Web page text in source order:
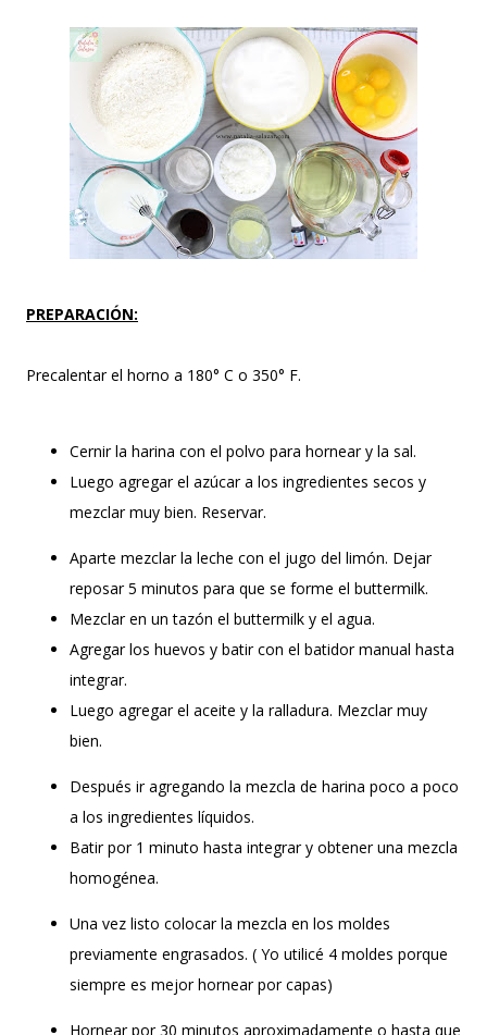
PREPARACIÓN:
Precalentar el horno a 180° C o 350° F.
Cernir la harina con el polvo para hornear y la sal.
Luego agregar el azúcar a los ingredientes secos y
mezclar muy bien. Reservar.
Aparte mezclar la leche con el jugo del limón. Dejar
reposar 5 minutos para que se forme el buttermilk.
Mezclar en un tazón el buttermilk y el agua.
Agregar los huevos y batir con el batidor manual hasta
integrar.
Luego agregar el aceite y la ralladura. Mezclar muy
bien.
Después ir agregando la mezcla de harina poco a poco
a los ingredientes líquidos.
Batir por 1 minuto hasta integrar y obtener una mezcla
homogénea.
Una vez listo colocar la mezcla en los moldes
previamente engrasados. ( Yo utilicé 4 moldes porque
siempre es mejor hornear por capas)
Hornear por 30 minutos aproximadamente o hasta que